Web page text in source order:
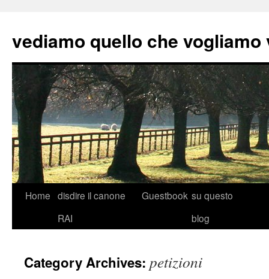
vediamo quello che vogliamo
Skip
Home disdire il canone
RAI
Guestbook su questo
blog
Category Archives: petizioni